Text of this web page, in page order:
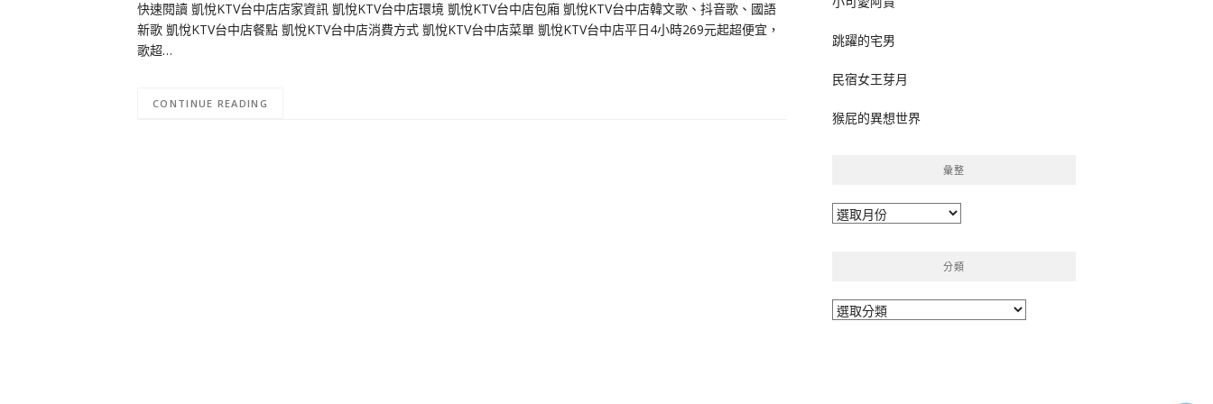
快速閱讀 凱悅KTV台中店店家資訊 凱悅KTV台中店環境 凱悅KTV台中店包廂 凱悅KTV台中店韓文歌、抖音歌、國語
新歌 凱悅KTV台中店餐點 凱悅KTV台中店消費方式 凱悅KTV台中店菜單 凱悅KTV台中店平日4小時269元起超便宜，
歌超…
CONTINUE READING
跳躍的宅男
民宿女王芽月
猴屁的異想世界
彙整
彙
分類
分